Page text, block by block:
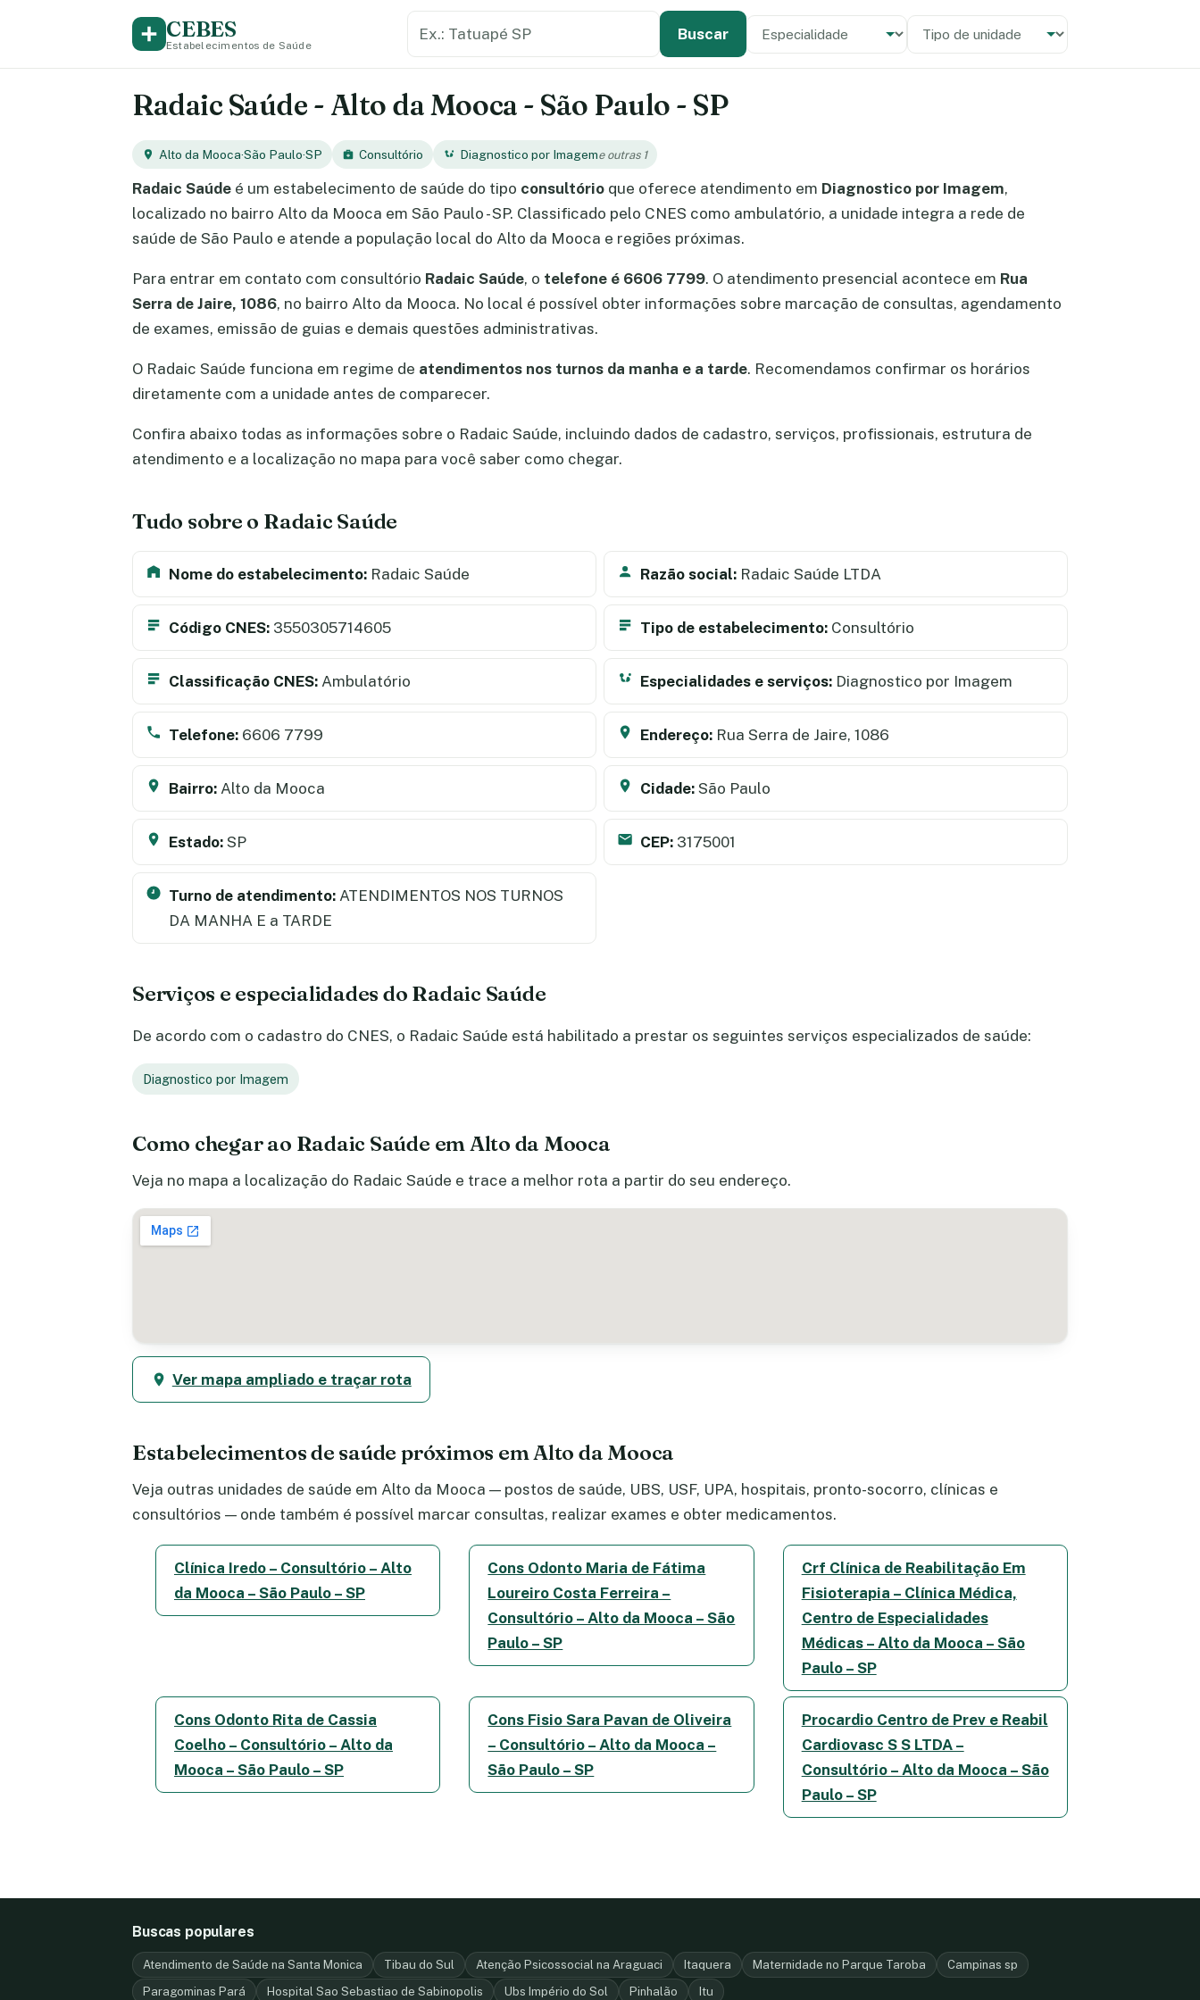
CEBES
Estabelecimentos de Saúde
Buscar Especialidade
Tipo de unidade
Radaic Saúde - Alto da Mooca - São Paulo - SP
Alto da Mooca·São Paulo·SP Consultório Diagnostico por Imageme outras 1
Radaic Saúde é um estabelecimento de saúde do tipo consultório que oferece atendimento em Diagnostico por Imagem,
localizado no bairro Alto da Mooca em São Paulo - SP. Classificado pelo CNES como ambulatório, a unidade integra a rede de
saúde de São Paulo e atende a população local do Alto da Mooca e regiões próximas.
Para entrar em contato com consultório Radaic Saúde, o telefone é 6606 7799. O atendimento presencial acontece em Rua
Serra de Jaire, 1086, no bairro Alto da Mooca. No local é possível obter informações sobre marcação de consultas, agendamento
de exames, emissão de guias e demais questões administrativas.
O Radaic Saúde funciona em regime de atendimentos nos turnos da manha e a tarde. Recomendamos confirmar os horários
diretamente com a unidade antes de comparecer.
Confira abaixo todas as informações sobre o Radaic Saúde, incluindo dados de cadastro, serviços, profissionais, estrutura de
atendimento e a localização no mapa para você saber como chegar.
Tudo sobre o Radaic Saúde
Nome do estabelecimento: Radaic Saúde Razão social: Radaic Saúde LTDA
Código CNES: 3550305714605 Tipo de estabelecimento: Consultório
Classificação CNES: Ambulatório Especialidades e serviços: Diagnostico por Imagem
Telefone: 6606 7799 Endereço: Rua Serra de Jaire, 1086
Bairro: Alto da Mooca Cidade: São Paulo
Estado: SP CEP: 3175001
Turno de atendimento: ATENDIMENTOS NOS TURNOS
DA MANHA E a TARDE
Serviços e especialidades do Radaic Saúde
De acordo com o cadastro do CNES, o Radaic Saúde está habilitado a prestar os seguintes serviços especializados de saúde:
Diagnostico por Imagem
Como chegar ao Radaic Saúde em Alto da Mooca
Veja no mapa a localização do Radaic Saúde e trace a melhor rota a partir do seu endereço.
Ver mapa ampliado e traçar rota
Estabelecimentos de saúde próximos em Alto da Mooca
Veja outras unidades de saúde em Alto da Mooca — postos de saúde, UBS, USF, UPA, hospitais, pronto-socorro, clínicas e
consultórios — onde também é possível marcar consultas, realizar exames e obter medicamentos.
Clínica Iredo – Consultório – Alto
da Mooca – São Paulo – SP
Cons Odonto Maria de Fátima
Loureiro Costa Ferreira –
Consultório – Alto da Mooca – São
Paulo – SP
Crf Clínica de Reabilitação Em
Fisioterapia – Clínica Médica,
Centro de Especialidades
Médicas – Alto da Mooca – São
Paulo – SP
Cons Odonto Rita de Cassia
Coelho – Consultório – Alto da
Mooca – São Paulo – SP
Cons Fisio Sara Pavan de Oliveira
– Consultório – Alto da Mooca –
São Paulo – SP
Procardio Centro de Prev e Reabil
Cardiovasc S S LTDA –
Consultório – Alto da Mooca – São
Paulo – SP
Buscas populares
Atendimento de Saúde na Santa Monica Tibau do Sul Atenção Psicossocial na Araguaci Itaquera Maternidade no Parque Taroba
Campinas sp
Paragominas Pará
Hospital Sao Sebastiao de Sabinopolis Ubs Império do Sol Pinhalão Itu